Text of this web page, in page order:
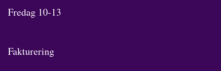
Fredag 10-13
Fakturering